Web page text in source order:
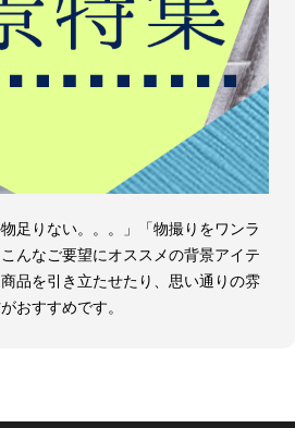
足りない。。。」「物撮りをワンラ
んなご要望にオススメの背景アイテ
品を引き立たせたり、思い通りの雰
おすすめです。